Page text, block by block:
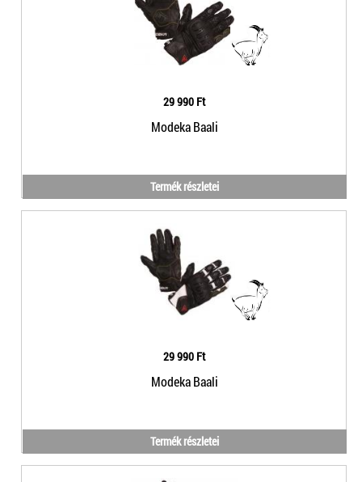
29 990 Ft
Modeka Baali
Termék részletei
29 990 Ft
Modeka Baali
Termék részletei